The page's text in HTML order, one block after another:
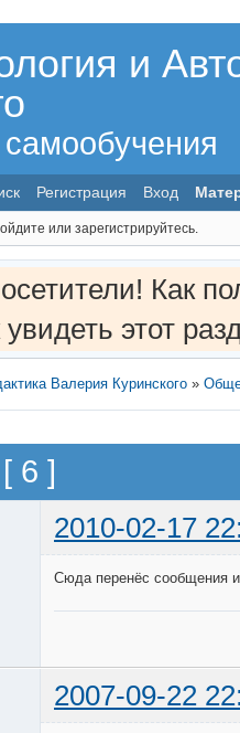
и
Регистрация Вход
или зарегистрируйтесь.
Как
этот
Валерия Куринского »
6 ]
2010-02-17
Сюда перенёс сообщения
2007-09-22